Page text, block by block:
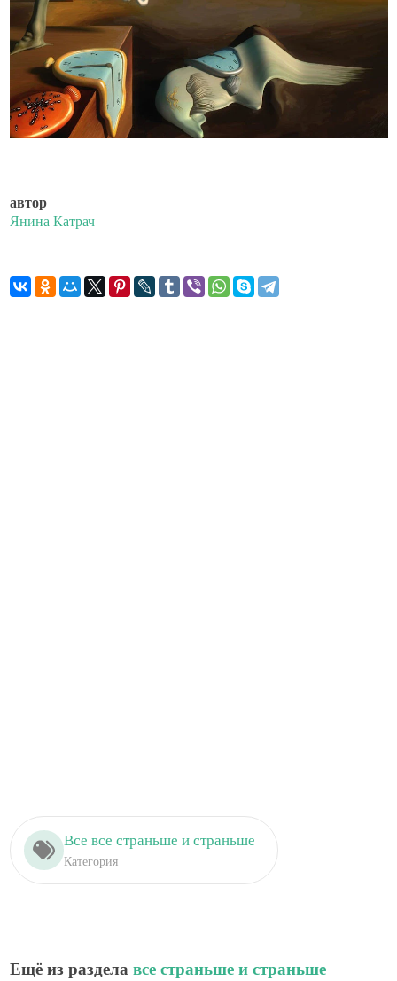
автор
Янина Катрач
Все все страньше и страньше
Категория
Ещё из разделавсе страньше и страньше